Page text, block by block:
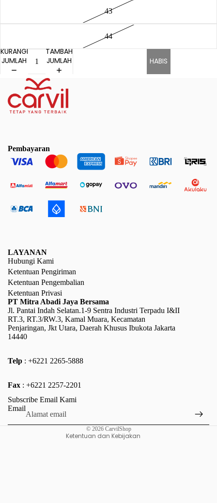
43
44
KURANGI
JUMLAH
TAMBAH
JUMLAH
HABIS
Pembayaran
LAYANAN
Hubungi Kami
Ketentuan Pengiriman
Ketentuan Pengembalian
Ketentuan Privasi
PT Mitra Abadi Jaya Bersama
Jl. Pantai Indah Selatan.1-9 Sentra Industri Terpadu I&II
RT.3, RT.3/RW.3, Kamal Muara, Kecamatan
Penjaringan, Jkt Utara, Daerah Khusus Ibukota Jakarta
14440
Telp : +6221 2265-5888
Fax : +6221 2257-2201
Subscribe Email Kami
Email
© 2026 CarvilShop
Ketentuan dan Kebijakan